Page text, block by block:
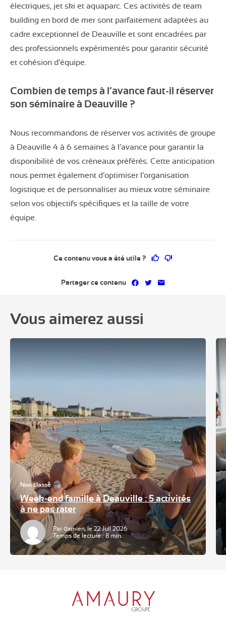
électriques, jet ski et aquaparc. Ces activités de team
building en bord de mer sont parfaitement adaptées au
cadre exceptionnel de Deauville et sont encadrées par
des professionnels expérimentés pour garantir sécurité
et cohésion d’équipe.
Combien de temps à l’avance faut-il réserver
son séminaire à Deauville ?
Nous recommandons de réserver vos activités de groupe
à Deauville 4 à 6 semaines à l’avance pour garantir la
disponibilité de vos créneaux préférés. Cette anticipation
nous permet également d’optimiser l’organisation
logistique et de personnaliser au mieux votre séminaire
selon vos objectifs spécifiques et la taille de votre
équipe.
Ce contenu vous a été utile ? Ce contenu vous
Partager ce contenu Partager sur Facebook
Partager sur Twitter
Partager par
Vous aimerez aussi
Non classé
Week-end famille à Deauville : 5 activités
à ne pas rater
Par damien, le 22 Juil 2026
Temps de lecture : 8 min.